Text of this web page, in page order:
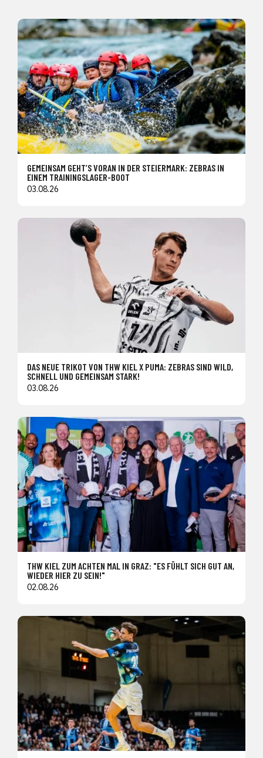
GEMEINSAM GEHT’S VORAN IN DER STEIERMARK: ZEBRAS IN
EINEM TRAININGSLAGER-BOOT
03.08.26
DAS NEUE TRIKOT VON THW KIEL X PUMA: ZEBRAS SIND WILD,
SCHNELL UND GEMEINSAM STARK!
03.08.26
THW KIEL ZUM ACHTEN MAL IN GRAZ: "ES FÜHLT SICH GUT AN,
WIEDER HIER ZU SEIN!"
02.08.26